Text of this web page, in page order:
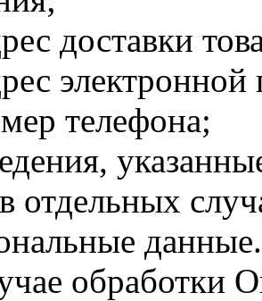
доставки
электронной
телефона;
отдельных
данные.
обработки